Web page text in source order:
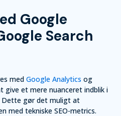
Google
Search
med Google Analytics og
give et mere nuanceret indblik i
Dette gør det muligt at
med tekniske SEO-metrics.